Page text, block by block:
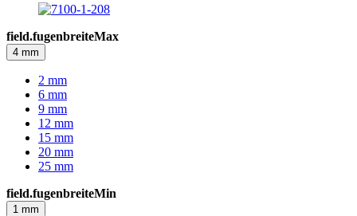
field.fugenbreiteMax
4 mm
2 mm
6 mm
9 mm
12 mm
15 mm
20 mm
25 mm
field.fugenbreiteMin
1 mm